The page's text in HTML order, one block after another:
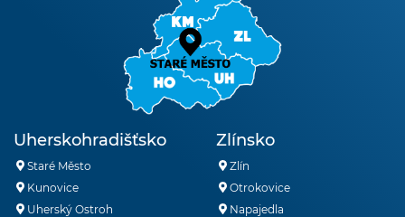
Uherskohradišťsko
Staré Město
Kunovice
Uherský Ostroh
Zlínsko
Zlín
Otrokovice
Napajedla